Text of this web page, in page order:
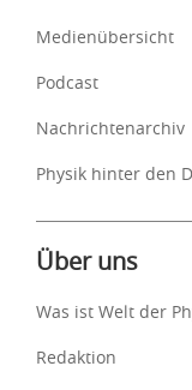
Medienübersicht
Podcast
Nachrichtenarchiv
Physik hinter den
Über uns
Was ist Welt der
Redaktion